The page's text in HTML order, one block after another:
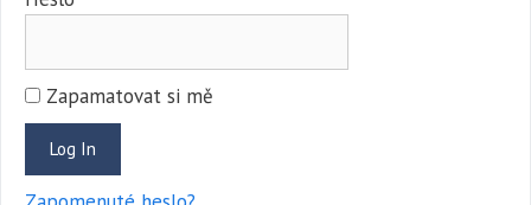
Zapamatovat si mě